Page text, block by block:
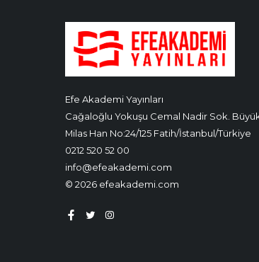
Efe Akademi Yayınları
Cağaloğlu Yokuşu Cemal Nadir Sok.
Milas Han No:24/125 Fatih/İstanbul/Türkiye
0212 520 52 00
info@efeakademi.com
© 2026 efeakademi.com